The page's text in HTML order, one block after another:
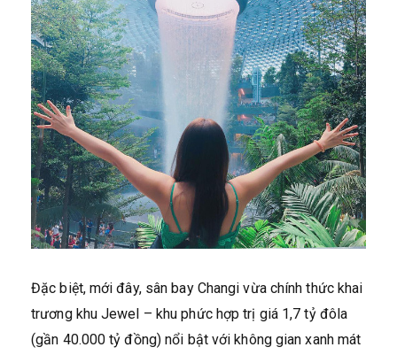
Đặc biệt, mới đây, sân bay Changi vừa chính thức khai
trương khu Jewel – khu phức hợp trị giá 1,7 tỷ đôla
(gần 40.000 tỷ đồng) nổi bật với không gian xanh mát